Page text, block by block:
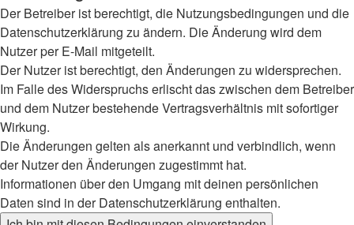
Der Betreiber ist berechtigt, die Nutzungsbedingungen und die
Datenschutzerklärung zu ändern. Die Änderung wird dem
Nutzer per E-Mail mitgeteilt.
Der Nutzer ist berechtigt, den Änderungen zu widersprechen.
Im Falle des Widerspruchs erlischt das zwischen dem Betreiber
und dem Nutzer bestehende Vertragsverhältnis mit sofortiger
Wirkung.
Die Änderungen gelten als anerkannt und verbindlich, wenn
der Nutzer den Änderungen zugestimmt hat.
Informationen über den Umgang mit deinen persönlichen
Daten sind in der Datenschutzerklärung enthalten.